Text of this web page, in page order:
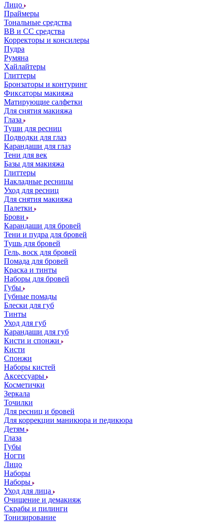
Лицо
Праймеры
Тональные средства
ВВ и СС средства
Корректоры и консилеры
Пудра
Румяна
Хайлайтеры
Глиттеры
Бронзаторы и контуринг
Фиксаторы макияжа
Матирующие салфетки
Для снятия макияжа
Глаза
Туши для ресниц
Подводки для глаз
Карандаши для глаз
Тени для век
Базы для макияжа
Глиттеры
Накладные ресницы
Уход для ресниц
Для снятия макияжа
Палетки
Брови
Карандаши для бровей
Тени и пудра для бровей
Тушь для бровей
Гель, воск для бровей
Помада для бровей
Краска и тинты
Наборы для бровей
Губы
Губные помады
Блески для губ
Тинты
Уход для губ
Карандаши для губ
Кисти и спонжи
Кисти
Спонжи
Наборы кистей
Аксессуары
Косметички
Зеркала
Точилки
Для ресниц и бровей
Для коррекции маникюра и педикюра
Детям
Глаза
Губы
Ногти
Лицо
Наборы
Наборы
Уход для лица
Очищение и демакияж
Скрабы и пилинги
Тонизирование